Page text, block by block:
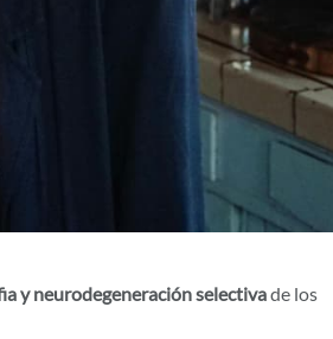
y neurodegeneración selectivade los